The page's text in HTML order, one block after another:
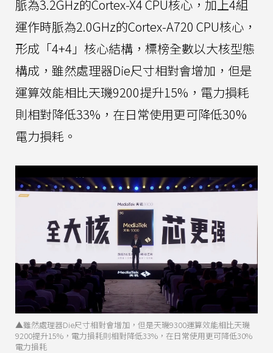
脈為3.2GHz的Cortex-X4 CPU核心，加上4組
運作時脈為2.0GHz的Cortex-A720 CPU核心，
形成「4+4」核心結構，標榜全數以大核型態
構成，雖然處理器Die尺寸相對會增加，但是
運算效能相比天璣9200提升15%，電力損耗
則相對降低33%，在日常使用更可降低30%
電力損耗。
▲雖然處理器Die尺寸相對會增加，但是天璣9300運算效能相比天璣
9200提升15%，電力損耗則相對降低33%，在日常使用更可降低30%
電力損耗